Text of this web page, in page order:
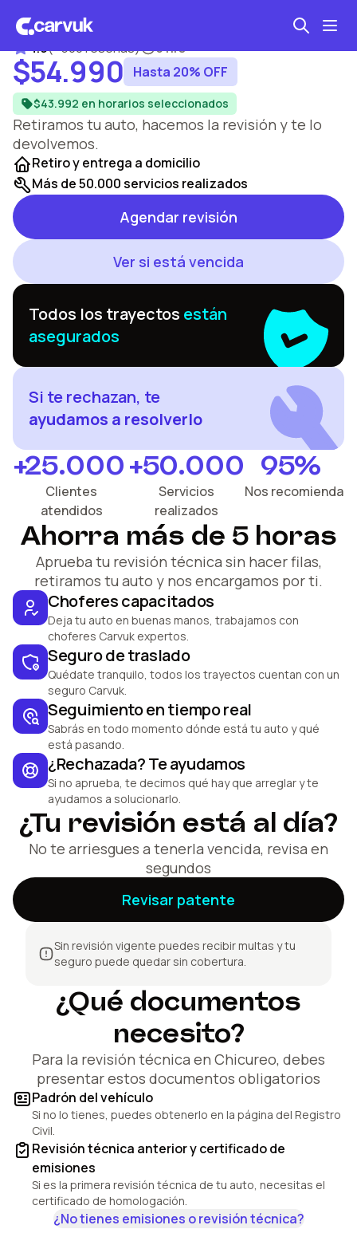
Seguro automotriz
Mantención kilometraje
Revisión técnica
Chicureo
4.9(+500 reseñas) 3 hrs
$54.990 Hasta 20% OFF
$43.992 en horarios seleccionados
Retiramos tu auto, hacemos la revisión y te lo
devolvemos.
Retiro y entrega a domicilio
Más de 50.000 servicios realizados
Agendar revisión
Ver si está vencida
Todos los trayectos están
asegurados
Si te rechazan, te
ayudamos a resolverlo
+25.000
Clientes
atendidos
+50.000
Servicios
realizados
95%
Nos recomienda
Ahorra más de 5 horas
Aprueba tu revisión técnica sin hacer filas,
retiramos tu auto y nos encargamos por ti.
Choferes capacitados
Deja tu auto en buenas manos, trabajamos con
choferes Carvuk expertos.
Seguro de traslado
Quédate tranquilo, todos los trayectos cuentan con un
seguro Carvuk.
Seguimiento en tiempo real
Sabrás en todo momento dónde está tu auto y qué
está pasando.
¿Rechazada? Te ayudamos
Si no aprueba, te decimos qué hay que arreglar y te
ayudamos a solucionarlo.
¿Tu revisión está al día?
No te arriesgues a tenerla vencida, revisa en
segundos
Revisar patente
Sin revisión vigente puedes recibir multas y tu
seguro puede quedar sin cobertura.
¿Qué documentos
necesito?
Para la revisión técnica en Chicureo, debes
presentar estos documentos obligatorios
Padrón del vehículo
Si no lo tienes, puedes obtenerlo en la página del Registro
Civil.
Revisión técnica anterior y certificado de
emisiones
Si es la primera revisión técnica de tu auto, necesitas el
certificado de homologación.
¿No tienes emisiones o revisión técnica?